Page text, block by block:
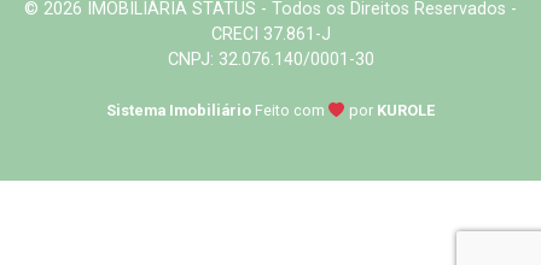
© 2026 IMOBILIÁRIA STATUS - Todos os Direitos Reservados -
CRECI 37.861-J
CNPJ: 32.076.140/0001-30
Sistema Imobiliário Feito com por KUROLE